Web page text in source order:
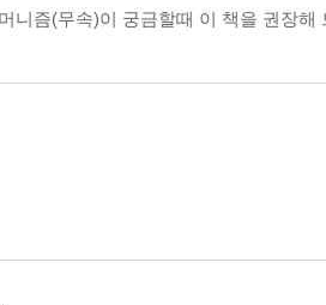
니즘(무속)이 궁금할때 이 책을 권장해